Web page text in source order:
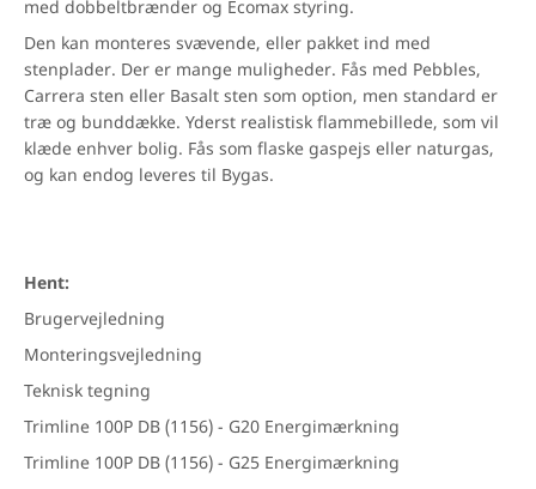
med dobbeltbrænder og Ecomax styring.
Den kan monteres svævende, eller pakket ind med
stenplader. Der er mange muligheder. Fås med Pebbles,
Carrera sten eller Basalt sten som option, men standard er
træ og bunddække. Yderst realistisk flammebillede, som vil
klæde enhver bolig. Fås som flaske gaspejs eller naturgas,
og kan endog leveres til Bygas.
Hent:
Brugervejledning
Monteringsvejledning
Teknisk tegning
Trimline 100P DB (1156) - G20 Energimærkning
Trimline 100P DB (1156) - G25 Energimærkning